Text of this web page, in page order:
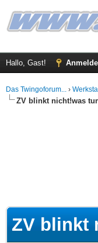
Hallo, Gast!
Das Twingoforum... ›
ZV blinkt nicht!was
ZV blinkt